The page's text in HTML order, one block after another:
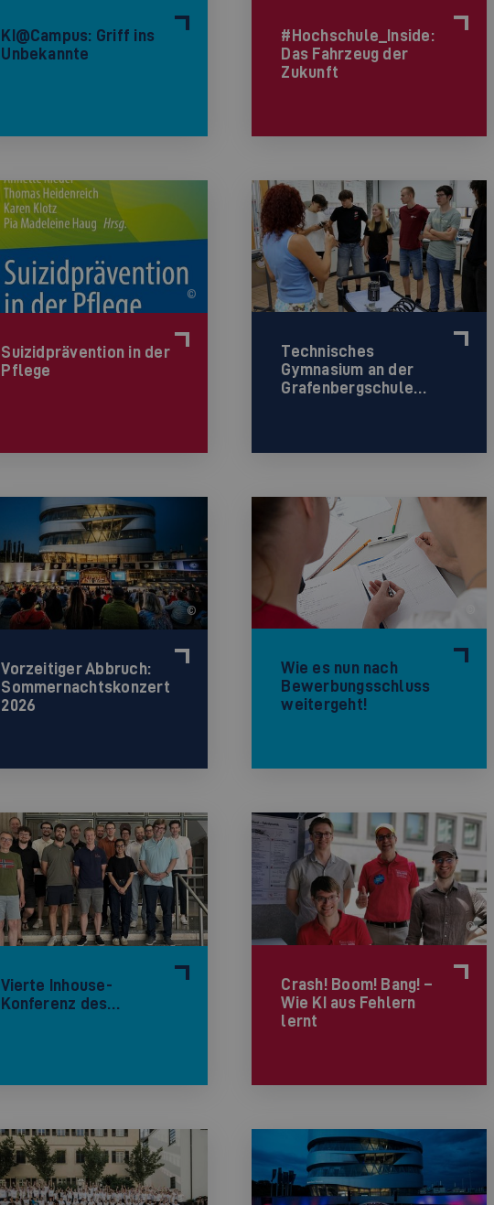
KI@Campus: Griff ins
Unbekannte
#Hochschule_Inside:
Das Fahrzeug der
Zukunft
©
Suizidprävention in der
Pflege
Technisches
Gymnasium an der
Grafenbergschule…
©
Vorzeitiger Abbruch:
Sommernachtskonzert
2026
Wie es nun nach
Bewerbungsschluss
weitergeht!
Vierte Inhouse-
Konferenz des…
©
Crash! Boom! Bang! –
Wie KI aus Fehlern
lernt